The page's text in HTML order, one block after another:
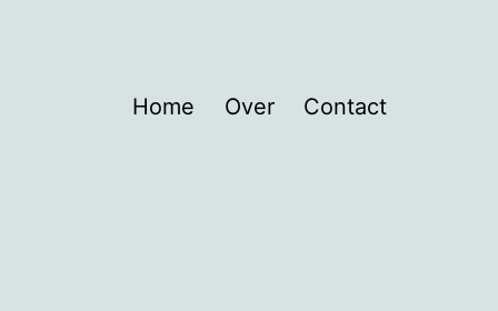
Home Over Contact